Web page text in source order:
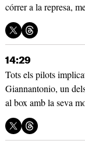
córrer a la represa,
14:29
Tots els pilots
Giannantonio, un
al box amb la seva